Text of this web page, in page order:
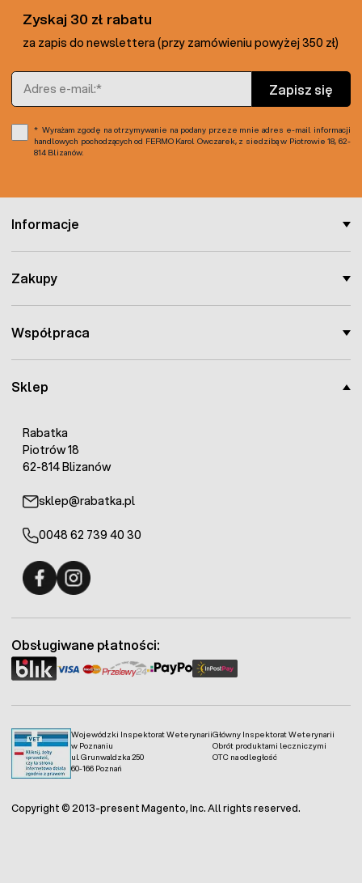
VIII / IX.
Sklep
Rabatka
Piotrów 18
62-814 Blizanów
sklep@rabatka.pl
0048 62 739 40 30
Informacje
Zakupy
Współpraca
Zyskaj 30 zł rabatu
za zapis do newslettera (przy zamówieniu powyżej 350 zł)
Adres e-mail
Zapisz się
Wyrażam zgodę na otrzymywanie na podany przeze mnie adres e-mail informacji
handlowych pochodzących od FERMO Karol Owczarek, z siedzibą w Piotrowie 18, 62-
814 Blizanów.
Wojewódzki Inspektorat Weterynarii
w Poznaniu
ul. Grunwaldzka 250
60-166 Poznań
Główny Inspektorat Weterynarii
Obrót produktami leczniczymi
OTC na odległość
Obsługiwane płatności:
Copyright © 2013-present Magento, Inc. All rights reserved.